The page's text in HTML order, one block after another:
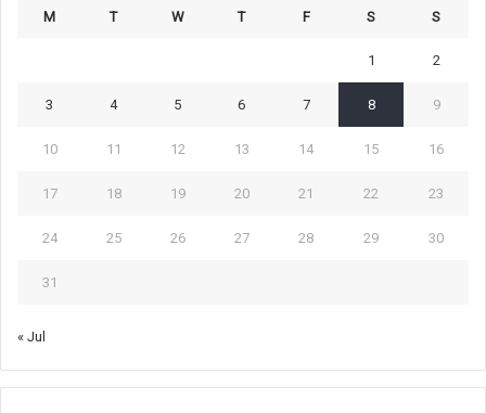
M T W T F S S
1 2
3 4 5 6 7 8 9
10 11 12 13 14 15 16
17 18 19 20 21 22 23
24 25 26 27 28 29 30
31
« Jul